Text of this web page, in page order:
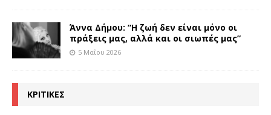
Άννα Δήμου: “Η ζωή δεν είναι μόνο οι
πράξεις μας, αλλά και οι σιωπές μας”
5 Μαΐου 2026
ΚΡΙΤΙΚΕΣ